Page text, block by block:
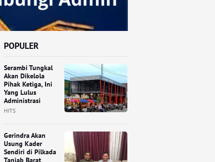
POPULER
Serambi Tungkal
Akan Dikelola
Pihak Ketiga, Ini
Yang Lulus
Administrasi
HITS
Gerindra Akan
Usung Kader
Sendiri di Pilkada
Tanjab Barat